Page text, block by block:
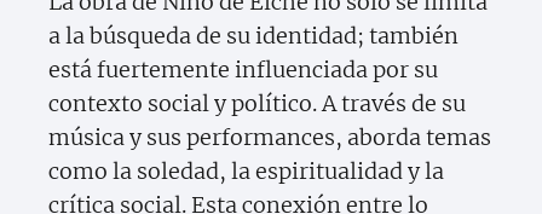
a la búsqueda de su identidad; también
está fuertemente influenciada por su
contexto social y político. A través de su
música y sus performances, aborda temas
como la soledad, la espiritualidad y la
crítica social. Esta conexión entre lo